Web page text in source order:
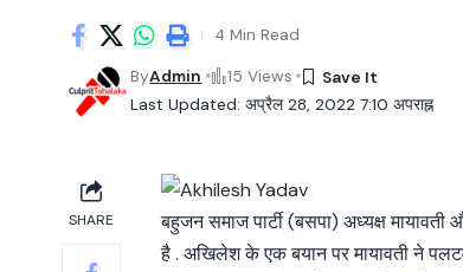
Last Updated: अप्रैल 28, 2022 7:10 अपराह्न
ByAdmin 15 Views
4 Min Read
SHARE
बहुजन समाज पार्टी (बसपा) अध्यक्ष
है . अखिलेश के एक बयान पर मायावती ने